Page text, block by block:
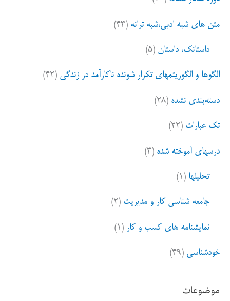
متن های شبه ادبی،شبه ترانه (۴۳)
داستانک، داستان (۵)
الگوها و الگوریتمهای تکرار شونده ناکارآمد در زندگی (۴۲)
دسته‌بندی نشده (۲۸)
تک عبارات (۲۲)
درسهای آموخته شده (۳)
تحلیلها (۱)
جامعه شناسی کار و مدیریت (۲)
نمایشنامه های کسب و کار (۱)
خودشناسی (۴۹)
موضوعات